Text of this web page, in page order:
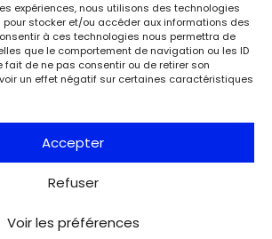
expériences, nous utilisons des technologies
stocker et/ou accéder aux informations des
à ces technologies nous permettra de
que le comportement de navigation ou les ID
fait de ne pas consentir ou de retirer son
un effet négatif sur certaines caractéristiques
Accepter
Refuser
Voir les préférences
L'Objet d'Art